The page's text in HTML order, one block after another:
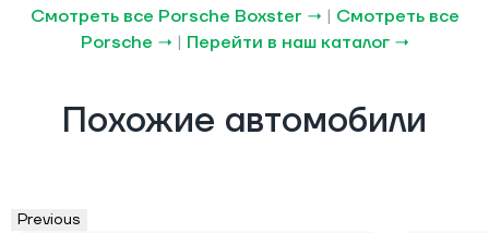
Смотреть все Porsche Boxster → | Смотреть все
Porsche → | Перейти в наш каталог →
Похожие автомобили
Previous